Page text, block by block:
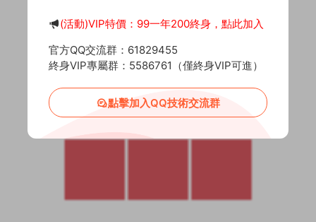
(活動)VIP特價：99一年200終身，點此加入
官方QQ交流群：61829455
終身VIP專屬群：5586761（僅終身VIP可進）
點擊加入QQ技術交流群